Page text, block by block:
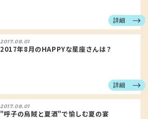
詳細
2017.08.01
2017年8月のHAPPYな星座さんは？
詳細
2017.08.01
"呼子の烏賊と夏酒"で愉しむ夏の宴